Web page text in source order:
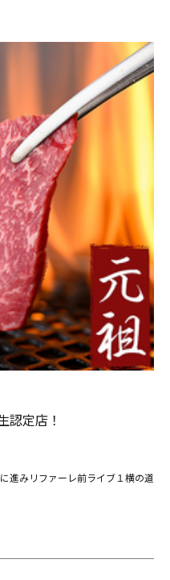
認定店！
進みリファーレ前ライブ１横の道